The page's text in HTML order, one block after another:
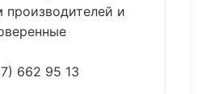
производителей и
662 95 13